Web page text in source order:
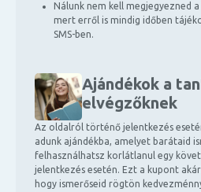
Nálunk nem kell megjegyezned
mert erről is mindig időben
SMS-ben.
Ajándékok a
elvégzőknek
Az oldalról történő jelentkezés
adunk ajándékba, amelyet barátaid
felhasználhatsz korlátlanul egy
jelentkezés esetén. Ezt a kupont
hogy ismerőseid rögtön